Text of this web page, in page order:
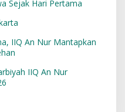
Sejak Hari Pertama
IIQ An Nur Mantapkan
IIQ An Nur